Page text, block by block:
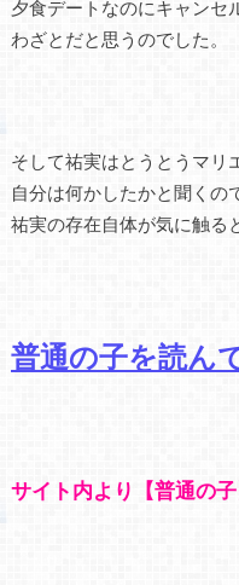
夕食デートなのにキャンセ
わざとだと思うのでした。
そして祐実はとうとうマリ
自分は何かしたかと聞くの
祐実の存在自体が気に触る
普通の子を読ん
サイト内より【普通の子